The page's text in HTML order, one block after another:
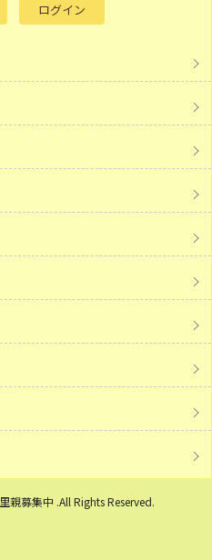
ログイン
募集中 .All Rights Reserved.